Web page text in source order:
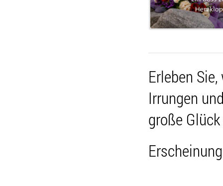
Erleben
Irrungen
große